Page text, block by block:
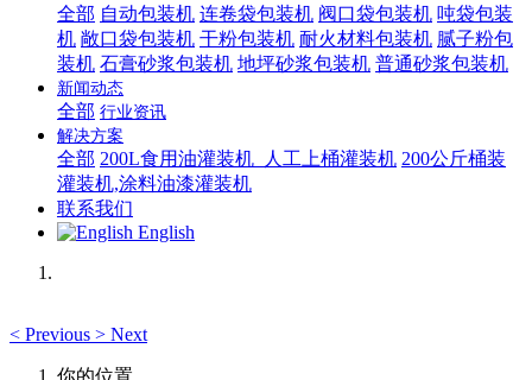
全部 自动包装机 连卷袋包装机 阀口袋包装机 吨袋包装
机 敞口袋包装机 干粉包装机 耐火材料包装机 腻子粉包
装机 石膏砂浆包装机 地坪砂浆包装机 普通砂浆包装机
新闻动态
全部 行业资讯
解决方案
全部 200L食用油灌装机_人工上桶灌装机 200公斤桶装
灌装机,涂料油漆灌装机
联系我们
English
< Previous > Next
你的位置